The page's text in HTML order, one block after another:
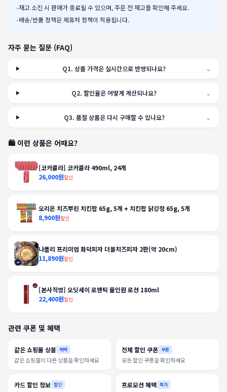
•재고 소진 시 판매가 종료될 수 있으며, 주문 전 재고를 확인해 주세요.
•배송/반품 정책은 제휴처 정책이 적용됩니다.
자주 묻는 질문 (FAQ)
Q1.상품 가격은 실시간으로 반영되나요? ⌄
Q2.할인율은 어떻게 계산되나요? ⌄
Q3. 품절 상품은 다시 구매할 수 있나요? ⌄
🛍️ 이런 상품은 어때요?
[코카콜라] 코카콜라 490ml, 24개
26,000원할인
오리온 치즈뿌린 치킨팝 65g, 5개 + 치킨팝 닭강정 65g, 5개
8,900원할인
나폴리 프리미엄 화덕피자 더블치즈피자 2판(약 20cm)
11,890원할인
[본사직영] 오딧세이 로맨틱 올인원 로션 180ml
22,400원할인
관련 쿠폰 및 혜택
같은 쇼핑몰 상품 혜택
같은 쇼핑몰의 다른 상품을 확인하세요
전체 할인 쿠폰 쿠폰
모든 할인 쿠폰을 확인하세요
카드 할인 정보 할인 프로모션 혜택 특가